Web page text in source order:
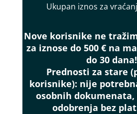
Ukupan iznos za
Nove korisnike ne
za iznose do 500 € na
do 30 dana!
Prednosti za stare
korisnike): nije
osobnih
odobrenja bez